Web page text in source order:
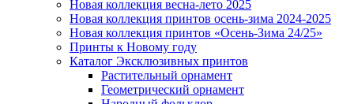
Новая коллекция весна-лето 2025
Новая коллекция принтов осень-зима 2024-2025
Новая коллекция принтов «Осень-Зима 24/25»
Принты к Новому году
Каталог Эксклюзивных принтов
Растительный орнамент
Геометрический орнамент